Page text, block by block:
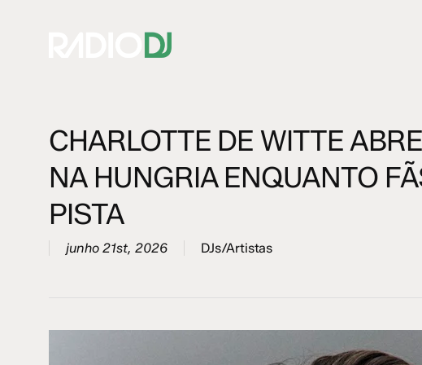
Hit enter to search or ESC to close
CHARLOTTE DE WITTE
NA HUNGRIA ENQUANTO
PISTA
junho 21st, 2026 DJs/Artistas